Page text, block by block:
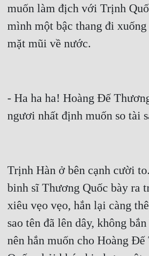
muốn làm địch với Trịnh
mình một bậc thang đi
- Ha ha ha! Hoàng Đế
Trịnh Hàn ở bên cạnh cười
binh sĩ Thương Quốc bày ra
xiêu vẹo vẹo, hắn lại càng
sao tên đã lên dây, không
nên hắn muốn cho Hoàng